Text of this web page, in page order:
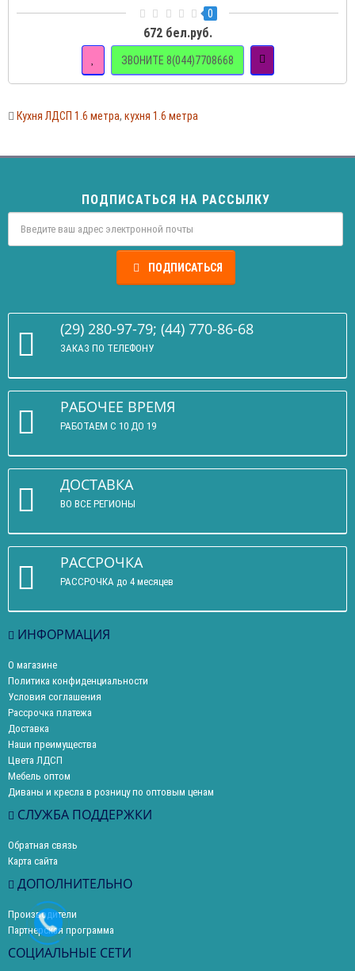
0
672 бел.руб.
ЗВОНИТЕ 8(044)7708668
Кухня ЛДСП 1.6 метра, кухня 1.6 метра
ПОДПИСАТЬСЯ НА РАССЫЛКУ
ПОДПИСАТЬСЯ
(29) 280-97-79; (44) 770-86-68
ЗАКАЗ ПО ТЕЛЕФОНУ
РАБОЧЕЕ ВРЕМЯ
РАБОТАЕМ С 10 ДО 19
ДОСТАВКА
ВО ВСЕ РЕГИОНЫ
РАССРОЧКА
РАССРОЧКА до 4 месяцев
ИНФОРМАЦИЯ
О магазине
Политика конфиденциальности
Условия соглашения
Рассрочка платежа
Доставка
Наши преимущества
Цвета ЛДСП
Мебель оптом
Диваны и кресла в розницу по оптовым ценам
СЛУЖБА ПОДДЕРЖКИ
Обратная связь
Карта сайта
ДОПОЛНИТЕЛЬНО
Производители
Партнерская программа
СОЦИАЛЬНЫЕ СЕТИ